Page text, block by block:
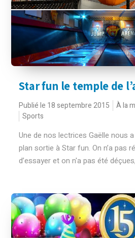
Star fun le temple de
Publié le 18 septembre 2015 À la
Sports
Une de nos lectrices Gaëlle nous
plan sortie à Star fun. On n’a pas
d’essayer et on n'a pas été